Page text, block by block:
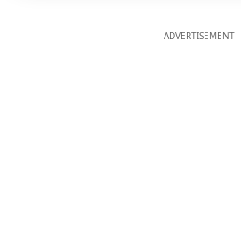
- ADVERTISEMENT -